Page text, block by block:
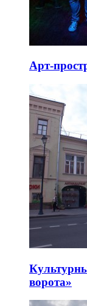
Арт-
ворота»